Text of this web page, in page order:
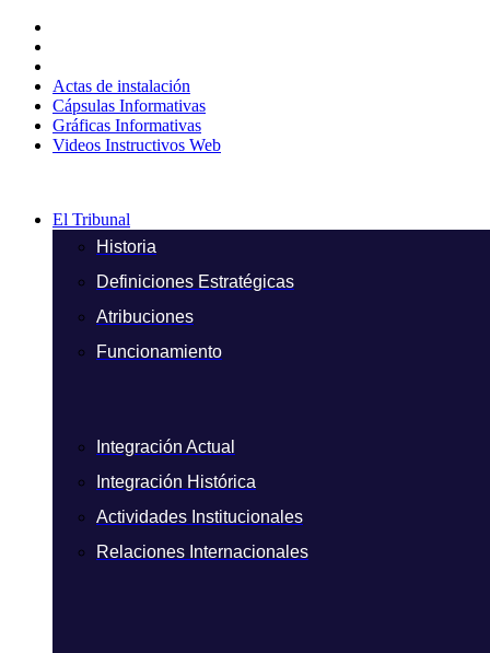
contenido
Actas de instalación
Cápsulas Informativas
Gráficas Informativas
Videos Instructivos Web
El Tribunal
Historia
Definiciones Estratégicas
Atribuciones
Funcionamiento
Integración Actual
Integración Histórica
Actividades Institucionales
Relaciones Internacionales